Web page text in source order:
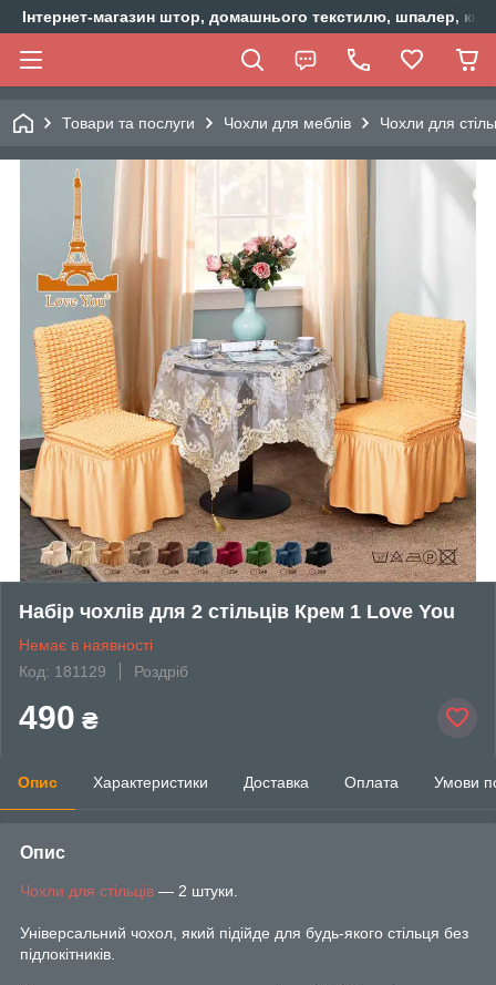
Інтернет-магазин штор, домашнього текстилю, шпалер,
Товари та послуги Чохли для меблів Чохли для
Набір чохлів для 2 стільців Крем 1 Love You
Немає в наявності
Код: 181129
Роздріб
490 ₴
Опис Характеристики Доставка Оплата Умови
Опис
Чохли для стільців — 2 штуки.
Універсальний чохол, який підійде для будь-якого стільця без
підлокітників.